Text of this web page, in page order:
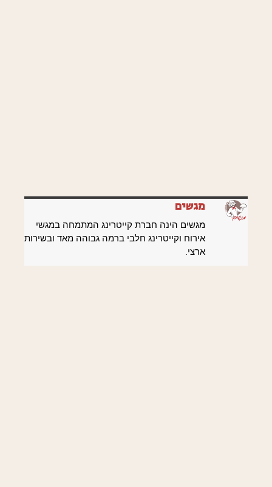
מגשים
מגשים הינה חברת קייטרינג המתמחה במגשי
אירוח וקייטרינג חלבי ברמה גבוהה מאד ובשירות
ארצי.